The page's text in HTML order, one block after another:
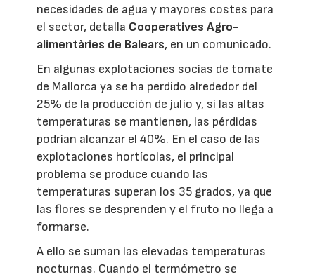
necesidades de agua y mayores costes para
el sector, detalla Cooperatives Agro-
alimentàries de Balears, en un comunicado.
En algunas explotaciones socias de tomate
de Mallorca ya se ha perdido alrededor del
25% de la producción de julio y, si las altas
temperaturas se mantienen, las pérdidas
podrían alcanzar el 40%. En el caso de las
explotaciones hortícolas, el principal
problema se produce cuando las
temperaturas superan los 35 grados, ya que
las flores se desprenden y el fruto no llega a
formarse.
A ello se suman las elevadas temperaturas
nocturnas. Cuando el termómetro se